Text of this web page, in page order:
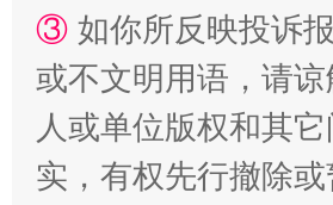
③ 如你所反映投诉
或不文明用语，请
人或单位版权和其
实，有权先行撤除